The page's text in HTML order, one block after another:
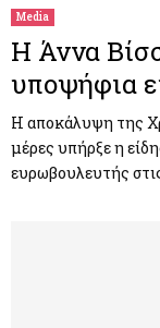
Media
Η Άννα
υποψήφια
Η αποκάλυψη της
μέρες υπήρξε η
ευρωβουλευτής